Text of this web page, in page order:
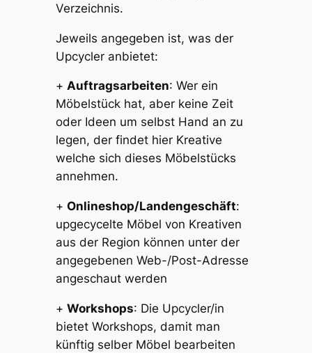
Verzeichnis.
Jeweils angegeben ist, was der
Upcycler anbietet:
+ Auftragsarbeiten: Wer ein
Möbelstück hat, aber keine Zeit
oder Ideen um selbst Hand an zu
legen, der findet hier Kreative
welche sich dieses Möbelstücks
annehmen.
+ Onlineshop/Landengeschäft:
upgecycelte Möbel von Kreativen
aus der Region können unter der
angegebenen Web-/Post-Adresse
angeschaut werden
+ Workshops: Die Upcycler/in
bietet Workshops, damit man
künftig selber Möbel bearbeiten